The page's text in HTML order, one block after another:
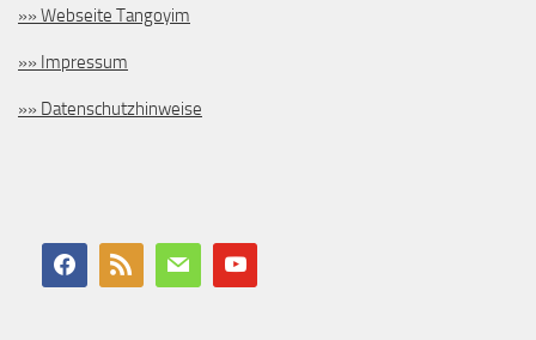
»» Webseite Tangoyim
»» Impressum
»» Datenschutzhinweise